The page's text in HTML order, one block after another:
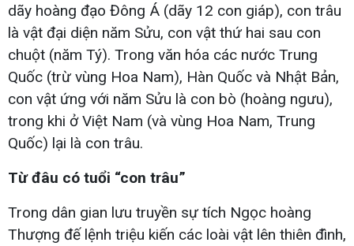
dãy hoàng đạo Đông Á (dãy 12 con giáp), con trâu
là vật đại diện năm Sửu, con vật thứ hai sau con
chuột (năm Tý). Trong văn hóa các nước Trung
Quốc (trừ vùng Hoa Nam), Hàn Quốc và Nhật Bản,
con vật ứng với năm Sửu là con bò (hoàng ngưu),
trong khi ở Việt Nam (và vùng Hoa Nam, Trung
Quốc) lại là con trâu.
Từ đâu có tuổi “con trâu”
Trong dân gian lưu truyền sự tích Ngọc hoàng
Thượng đế lệnh triệu kiến các loài vật lên thiên đình,